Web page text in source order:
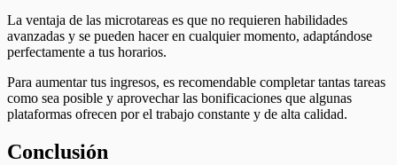
La ventaja de las microtareas es que no requieren habilidades
avanzadas y se pueden hacer en cualquier momento, adaptándose
perfectamente a tus horarios.
Para aumentar tus ingresos, es recomendable completar tantas tareas
como sea posible y aprovechar las bonificaciones que algunas
plataformas ofrecen por el trabajo constante y de alta calidad.
Conclusión